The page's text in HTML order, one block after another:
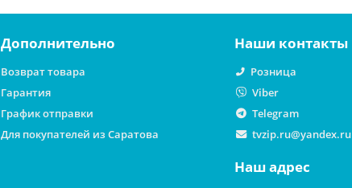
Дополнительно
Возврат товара
Гарантия
График отправки
Для покупателей из Саратова
Наши контакты
Розница
Viber
Telegram
tvzip.ru@yandex.ru
Наш адрес